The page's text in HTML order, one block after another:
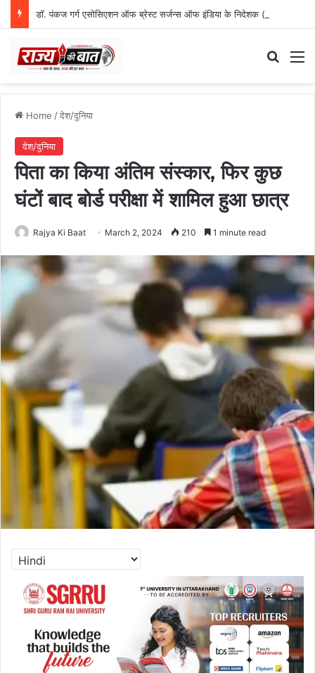
Home /देश/दुनिया
देश/दुनिया
पिता का किया अंतिम संस्कार, फिर कुछ
घंटों बाद बोर्ड परीक्षा में शामिल हुआ छात्र
Rajya Ki Baat March 2, 2024 210 1 minute read